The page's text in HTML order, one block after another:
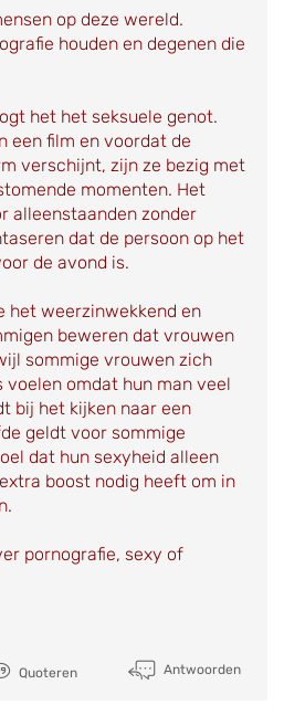
op deze wereld.
houden en degenen die
het het seksuele genot.
een film en voordat de
verschijnt, zijn ze bezig met
momenten. Het
alleenstaanden zonder
dat de persoon op het
de avond is.
het weerzinwekkend en
beweren dat vrouwen
sommige vrouwen zich
omdat hun man veel
bij het kijken naar een
geldt voor sommige
dat hun sexyheid alleen
boost nodig heeft om in
pornografie, sexy of
Quoteren Antwoorden